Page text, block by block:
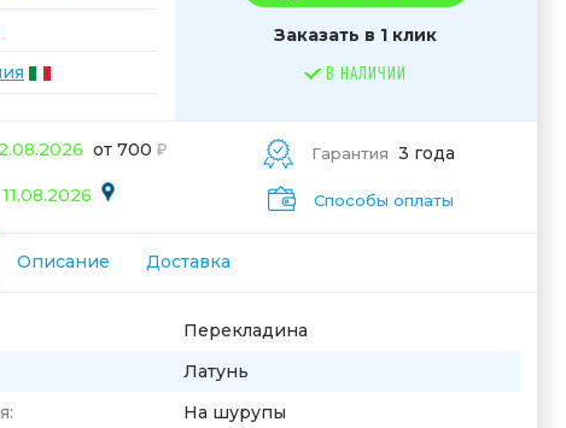
Заказать в 1 клик
В НАЛИЧИИ
от 700
11.08.2026
Гарантия 3 года
Способы оплаты
Описание Доставка
Перекладина
Латунь
На шурупы